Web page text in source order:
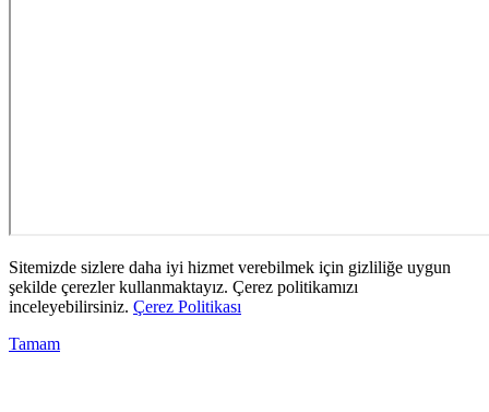
Sitemizde sizlere daha iyi hizmet verebilmek için gizliliğe uygun
şekilde çerezler kullanmaktayız. Çerez politikamızı
inceleyebilirsiniz. Çerez Politikası
Tamam